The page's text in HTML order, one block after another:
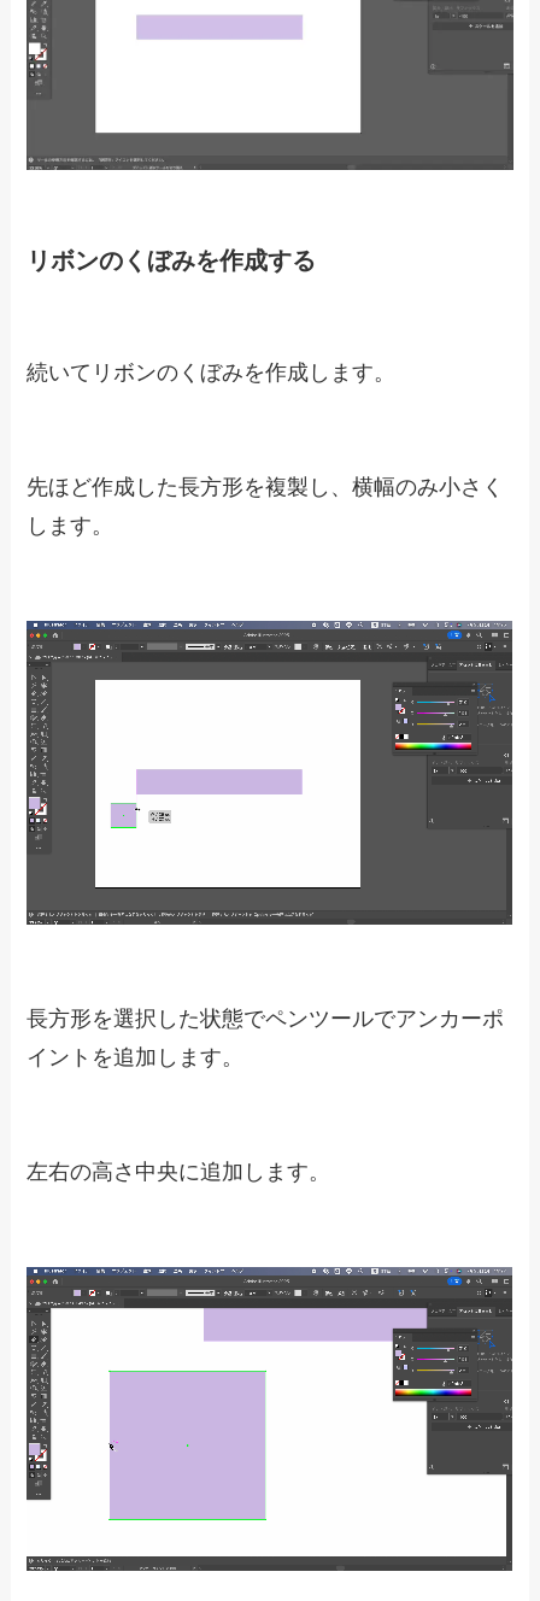
リボンのくぼみを作成する
続いてリボンのくぼみを作成します。
先ほど作成した長方形を複製し、横幅のみ小さく
します。
長方形を選択した状態でペンツールでアンカーポ
イントを追加します。
左右の高さ中央に追加します。